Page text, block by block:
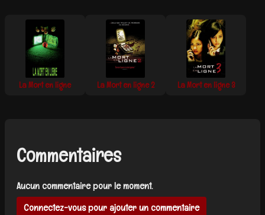
La Mort en ligne La Mort en ligne 2 La Mort en ligne 3
Commentaires
Aucun commentaire pour le moment.
Connectez-vous pour ajouter un commentaire